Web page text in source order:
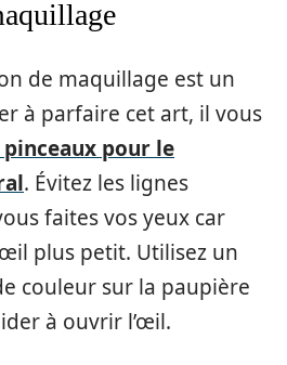
de maquillage est un
à parfaire cet art, il vous
pour le
. Évitez les lignes
faites vos yeux car
plus petit. Utilisez un
couleur sur la paupière
à ouvrir l’œil.